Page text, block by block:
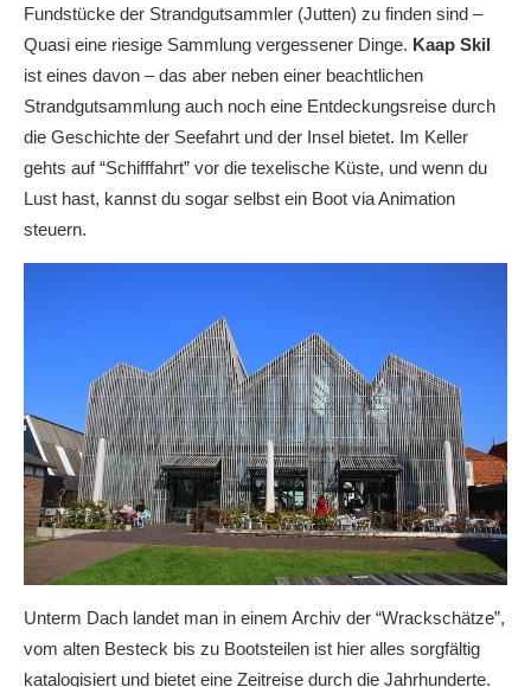
Fundstücke der Strandgutsammler (Jutten) zu finden sind –
Quasi eine riesige Sammlung vergessener Dinge. Kaap Skil
ist eines davon – das aber neben einer beachtlichen
Strandgutsammlung auch noch eine Entdeckungsreise durch
die Geschichte der Seefahrt und der Insel bietet. Im Keller
gehts auf “Schifffahrt” vor die texelische Küste, und wenn du
Lust hast, kannst du sogar selbst ein Boot via Animation
steuern.
Unterm Dach landet man in einem Archiv der “Wrackschätze”,
vom alten Besteck bis zu Bootsteilen ist hier alles sorgfältig
katalogisiert und bietet eine Zeitreise durch die Jahrhunderte.